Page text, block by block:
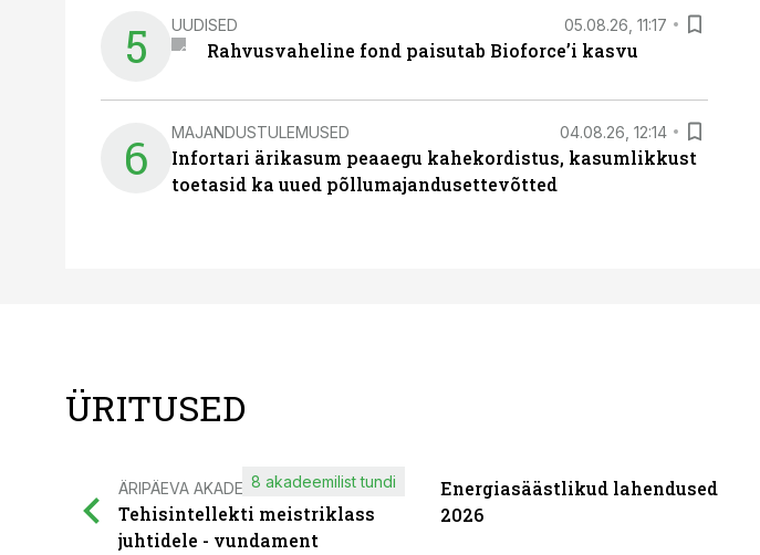
5 UUDISED 05.08.26, 11:17
Rahvusvaheline fond paisutab Bioforce’i kasvu
6 MAJANDUSTULEMUSED 04.08.26, 12:14
Infortari ärikasum peaaegu kahekordistus, kasumlikkust
toetasid ka uued põllumajandusettevõtted
ÜRITUSED
ÄRIPÄEVA AKADEEMIA
Tehisintellekti meistriklass
juhtidele - vundament
8 akadeemilist tundi
Energiasäästlikud lahendused
2026